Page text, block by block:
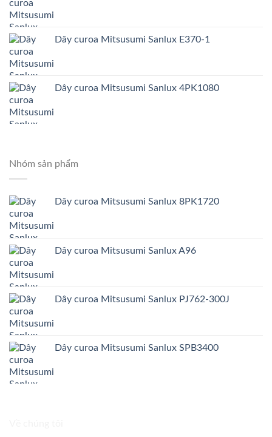
Dây curoa Mitsusumi Sanlux E370-1
Dây curoa Mitsusumi Sanlux 4PK1080
Nhóm sản phẩm
Dây curoa Mitsusumi Sanlux 8PK1720
Dây curoa Mitsusumi Sanlux A96
Dây curoa Mitsusumi Sanlux PJ762-300J
Dây curoa Mitsusumi Sanlux SPB3400